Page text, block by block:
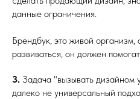
данные ограничения.
Брендбук, это живой организм,
развиваться, он должен
3. Задача "вызывать дизайном
далеко не универсальный